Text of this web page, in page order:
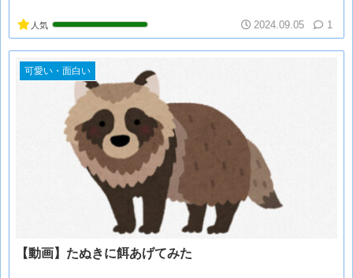
人気 2024.09.05 1
可愛い・面白い
【動画】たぬきに餌あげてみた